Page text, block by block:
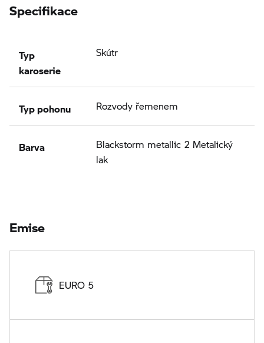
Specifikace
Typ
karoserie
Skútr
Typ pohonu Rozvody řemenem
Barva
Blackstorm metallic 2 Metalický
lak
Emise
EURO 5